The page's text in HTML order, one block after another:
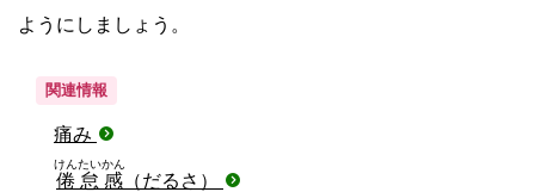
ようにしましょう。
関連情報
痛み
倦怠感
けんたいかん
（だるさ）